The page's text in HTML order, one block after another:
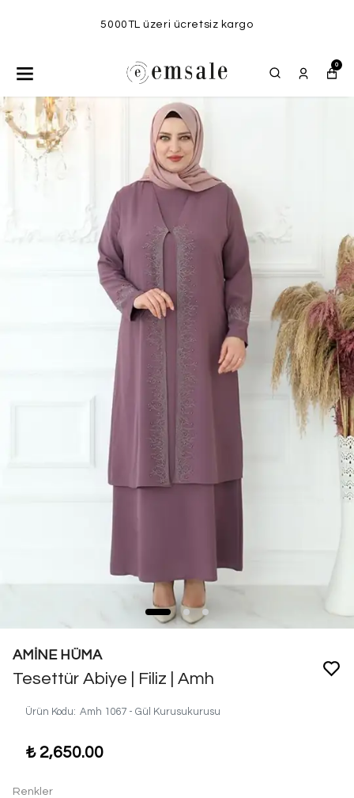
5000TL üzeri ücretsiz kargo
0
AMİNE HÜMA
Tesettür Abiye | Filiz | Amh
Ürün Kodu: Amh 1067 - Gül Kurusukurusu
₺ 2,650.00
Renkler